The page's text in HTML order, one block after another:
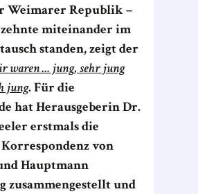
Weimarer Republik –
miteinander im
standen, zeigt der
waren ... jung, sehr jung
jung. Für die
hat Herausgeberin Dr.
erstmals die
von
Hauptmann
zusammengestellt und